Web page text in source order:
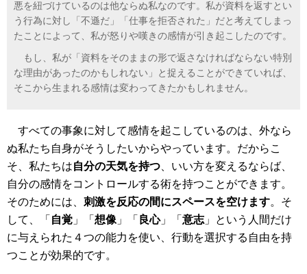
悪を紐づけているのは他ならぬ私なのです。私が資料を返すとい
う行為に対し「不遜だ」「仕事を拒否された」だと考えてしまっ
たことによって、私が怒りや嘆きの感情が引き起こしたのです。
もし、私が「資料をそのままの形で返さなければならない特別
な理由があったのかもしれない」と捉えることができていれば、
そこから生まれる感情は変わってきたかもしれません。
すべての事象に対して感情を起こしているのは、外なら
ぬ私たち自身がそうしたいからやっています。だからこ
そ、私たちは自分の天気を持つ 、いい方を変えるならば、
自分の感情をコントロールする術を持つことができます。
そのためには、 刺激を反応の間にスペースを空けます。そ
して、「 自覚 」「 想像 」「 良心」「 意志 」という人間だけ
に与えられた４つの能力を使い、行動を選択する自由を持
つことが効果的です。